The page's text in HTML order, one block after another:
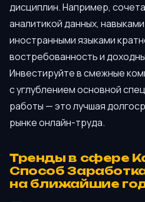
дисциплин. Например,
аналитикой данных,
иностранными языками
востребованность и
Инвестируйте в смежные
с углублением основной
работы — это лучшая
рынке онлайн-труда.
Тренды в сфере
Способ
на ближайшие